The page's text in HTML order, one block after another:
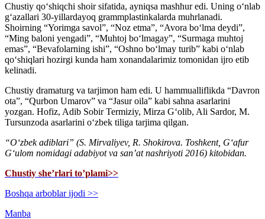
Chustiy qoʻshiqchi shoir sifatida, ayniqsa mashhur edi. Uning oʻnlab
gʻazallari 30-yillardayoq grammplastinkalarda muhrlanadi.
Shoirning “Yorimga savol”, “Noz etma”, “Avora boʻlma deydi”,
“Ming baloni yengadi”, “Muhtoj boʻlmagay”, “Surmaga muhtoj
emas”, “Bevafolarning ishi”, “Oshno boʻlmay turib” kabi oʻnlab
qoʻshiqlari hozirgi kunda ham xonandalarimiz tomonidan ijro etib
kelinadi.
Chustiy dramaturg va tarjimon ham edi. U hammualliflikda “Davron
ota”, “Qurbon Umarov” va “Jasur oila” kabi sahna asarlarini
yozgan. Hofiz, Adib Sobir Termiziy, Mirza Gʻolib, Ali Sardor, M.
Tursunzoda asarlarini oʻzbek tiliga tarjima qilgan.
“Oʻzbek adiblari” (S. Mirvaliyev, R. Shokirova. Toshkent, Gʻafur
Gʻulom nomidagi adabiyot va sanʼat nashriyoti 2016) kitobidan.
Chustiy she’rlari to’plami>>
Boshqa arboblar ijodi >>
Manba